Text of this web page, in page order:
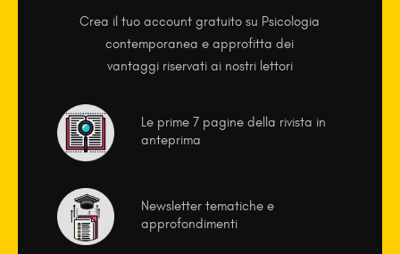
Crea il tuo account gratuito su Psicologia
contemporanea e approfitta dei
vantaggi riservati ai nostri lettori
Le prime 7 pagine della rivista in
anteprima
Newsletter tematiche e
approfondimenti